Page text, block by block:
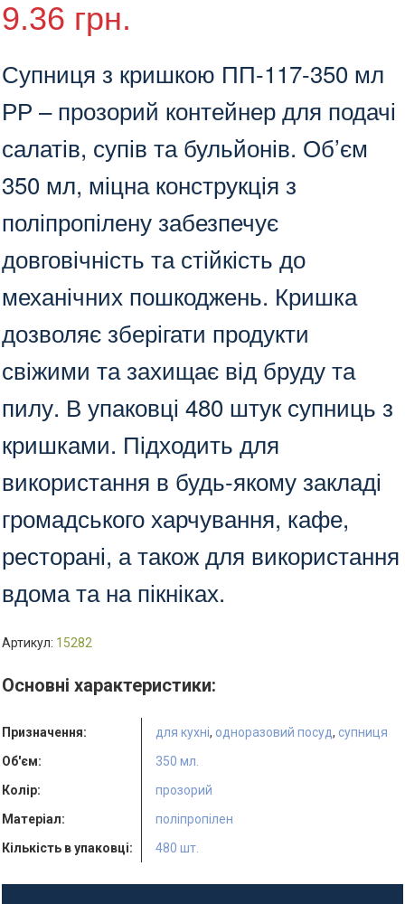
9.36 грн.
Супниця з кришкою ПП-117-350 мл
РР – прозорий контейнер для подачі
салатів, супів та бульйонів. Об’єм
350 мл, міцна конструкція з
поліпропілену забезпечує
довговічність та стійкість до
механічних пошкоджень. Кришка
дозволяє зберігати продукти
свіжими та захищає від бруду та
пилу. В упаковці 480 штук супниць з
кришками. Підходить для
використання в будь-якому закладі
громадського харчування, кафе,
ресторані, а також для використання
вдома та на пікніках.
Артикул: 15282
Основні характеристики:
Призначення: для кухні, одноразовий посуд, супниця
Об'єм:
350 мл.
Колір:
прозорий
Матеріал:
поліпропілен
Кількість в упаковці:
480 шт.